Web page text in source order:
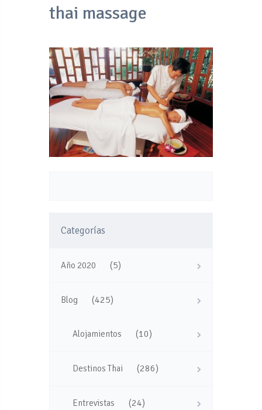
thai massage
Categorías
Año 2020 (5)
Blog (425)
Alojamientos (10)
Destinos Thai (286)
Entrevistas (24)